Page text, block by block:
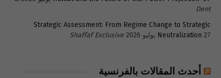
Dent
Strategic Assessment: From Regime Change to Strategic
Neutralization 27 يوليو 2026 Shaffaf Exclusive
أحدث المقالات بالفرنسية